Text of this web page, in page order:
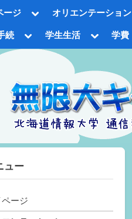
ージ
Toggle
menu
オリエンテーション
続
Toggle
menu
学生生活
Toggle
学費
ュー
ページ